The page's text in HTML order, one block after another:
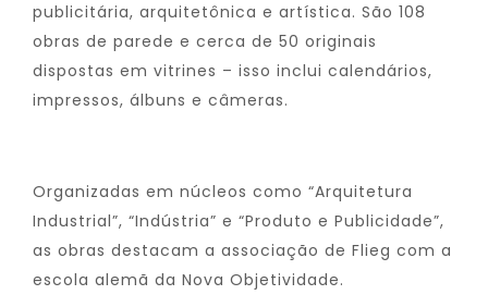
publicitária, arquitetônica e artística. São 108
obras de parede e cerca de 50 originais
dispostas em vitrines – isso inclui calendários,
impressos, álbuns e câmeras.
Organizadas em núcleos como “Arquitetura
Industrial”, “Indústria” e “Produto e Publicidade”,
as obras destacam a associação de Flieg com a
escola alemã da Nova Objetividade.